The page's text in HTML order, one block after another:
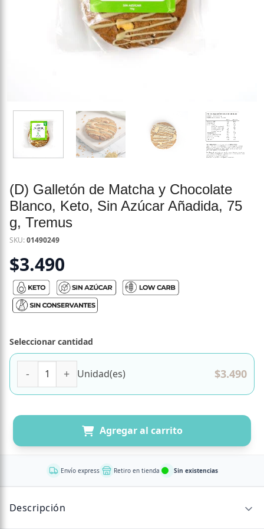
(D) Galletón de Matcha y Chocolate
Blanco, Keto, Sin Azúcar Añadida, 75
g, Tremus
SKU:01490249
$3.490
Seleccionar cantidad
(D) Galletón de Matcha y Chocolate Blanco, Keto, Sin
Unidad(es) $3.490
Agregar al carrito
Envío express Retiro en tienda Sin existencias
Descripción